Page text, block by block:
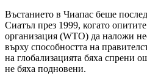
Въстанието в Чиапас беше
Сиатъл през 1999, когато
организация (WTO) да наложи
върху способността на
на глобализацията бяха спрени
не бяха подновени.